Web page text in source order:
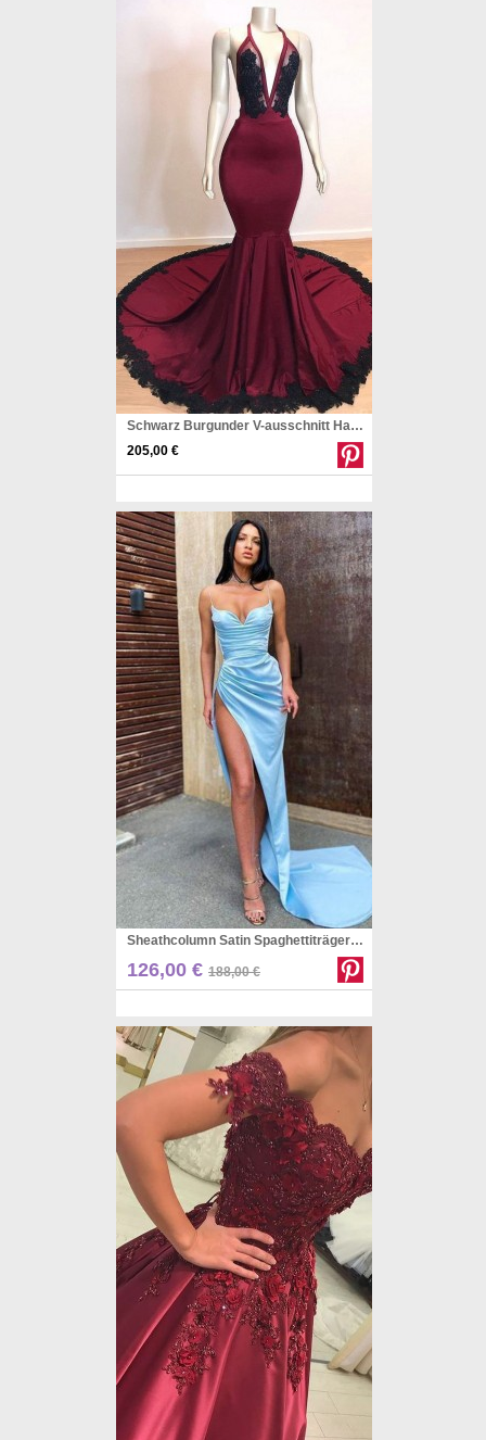
Schwarz Burgunder V-ausschnitt Halfer Meerjungfrau Abendkleid REALS174
205,00 €
Sheathcolumn Satin Spaghettiträger Geraffte Zugkleid JTC26223
126,00 € 188,00 €
Pinterest